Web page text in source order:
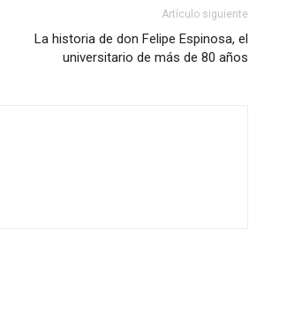
Artículo siguiente
La historia de don Felipe Espinosa, el
universitario de más de 80 años